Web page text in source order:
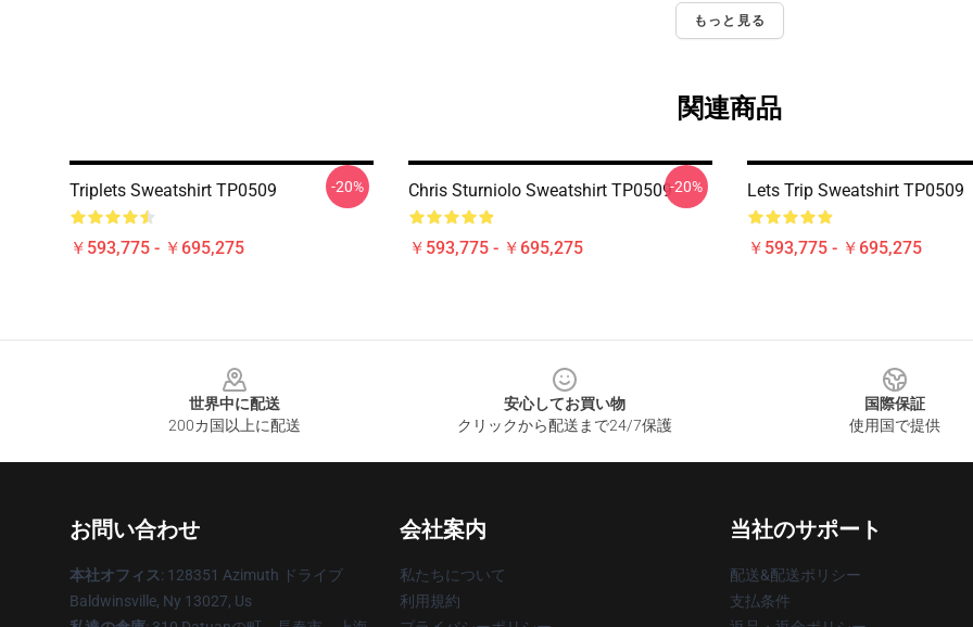
もっと見る
関連商品
Triplets Sweatshirt TP0509
￥593,775 - ￥695,275
-20% Chris Sturniolo Sweatshirt TP0509
￥593,775 - ￥695,275
-20% Lets Trip Sweatshirt TP0509
￥593,775 - ￥695,275
世界中に配送
200カ国以上に配送
安心してお買い物
クリックから配送まで24/7保護
国際保証
使用国で提供
お問い合わせ
本社オフィス: 128351 Azimuth ドライブ
Baldwinsville, Ny 13027, Us
会社案内
私たちについて
利用規約
当社のサポート
配送&配送ポリシー
支払条件